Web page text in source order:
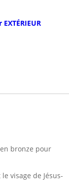
bronze pour
visage de Jésus-